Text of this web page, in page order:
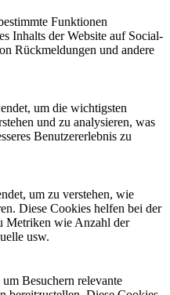
Funktionen
Inhalts der Website auf Social-
Rückmeldungen und andere
um die wichtigsten
und zu analysieren, was
Benutzererlebnis zu
um zu verstehen, wie
Diese Cookies helfen bei der
Metriken wie Anzahl der
usw.
Besuchern relevante